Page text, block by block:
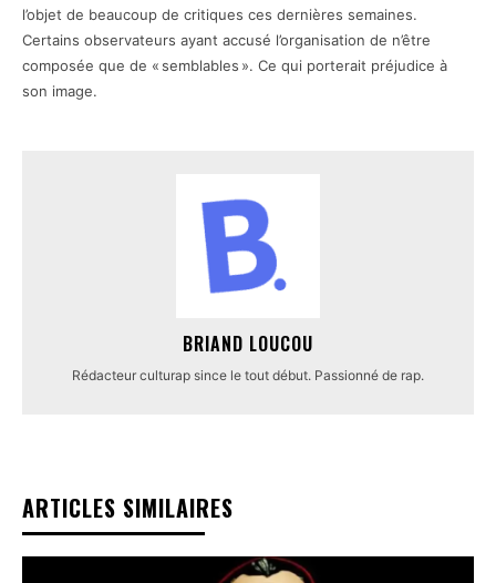
l’objet de beaucoup de critiques ces dernières semaines.
Certains observateurs ayant accusé l’organisation de n’être
composée que de « semblables ». Ce qui porterait préjudice à
son image.
BRIAND LOUCOU
Rédacteur culturap since le tout début. Passionné de rap.
ARTICLES SIMILAIRES